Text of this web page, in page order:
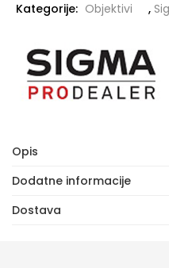
Kategorije: Objektivi ,
Opis
Dodatne informacije
Dostava